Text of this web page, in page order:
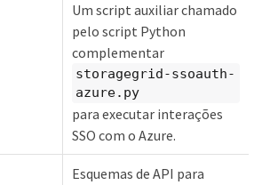
Um script auxiliar chamado
pelo script Python
complementar
storagegrid-ssoauth-
azure.py
para executar interações
SSO com o Azure.
Esquemas de API para